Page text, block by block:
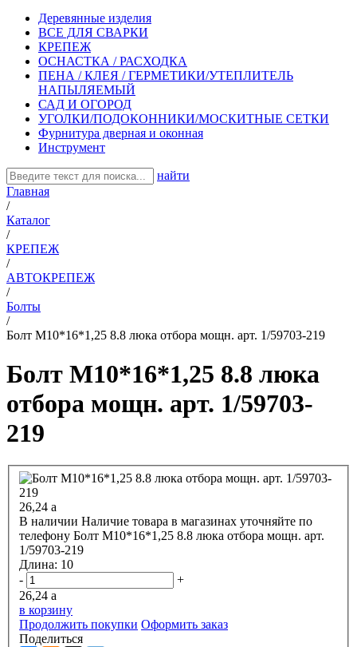
Деревянные изделия
ВСЕ ДЛЯ СВАРКИ
КРЕПЕЖ
ОСНАСТКА / РАСХОДКА
ПЕНА / КЛЕЯ / ГЕРМЕТИКИ/УТЕПЛИТЕЛЬ
НАПЫЛЯЕМЫЙ
САД И ОГОРОД
УГОЛКИ/ПОДОКОННИКИ/МОСКИТНЫЕ СЕТКИ
Фурнитура дверная и оконная
Инструмент
найти
Главная
/
Каталог
/
КРЕПЕЖ
/
АВТОКРЕПЕЖ
/
Болты
/
Болт М10*16*1,25 8.8 люка отбора мощн. арт. 1/59703-219
Болт М10*16*1,25 8.8 люка
отбора мощн. арт. 1/59703-
219
26,24 a
В наличии Наличие товара в магазинах уточняйте по
телефону Болт М10*16*1,25 8.8 люка отбора мощн. арт.
1/59703-219
Длина: 10
-
+
26,24 a
в корзину
Продолжить покупки Оформить заказ
Поделиться